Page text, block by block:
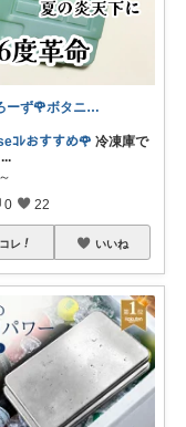
ろーず🌹ボタニカルママシール屋さん
ｺﾚおすすめ🌹 冷凍庫で
...
0 22
コレ いいね